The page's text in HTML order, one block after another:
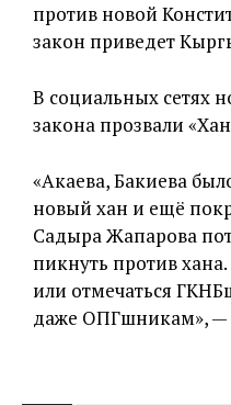
против новой
закон приведет
В социальных сетях
закона прозвали
«Акаева, Бакиева
новый хан и ещё
Садыра Жапарова
пикнуть против
или отмечаться
даже ОПГшникам», —